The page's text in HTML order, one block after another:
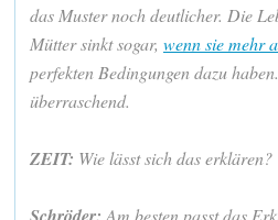
das Muster noch deutlicher. Die
Mütter sinkt sogar, wenn sie mehr
perfekten Bedingungen dazu
überraschend.
ZEIT: Wie lässt sich das erklären?
Am besten passt das